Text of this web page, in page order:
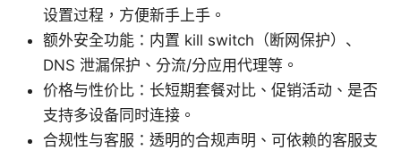
设置过程，方便新手上手。
额外安全功能：内置 kill switch（断网保护）、
DNS 泄漏保护、分流/分应用代理等。
价格与性价比：长短期套餐对比、促销活动、是否
支持多设备同时连接。
合规性与客服：透明的合规声明、可依赖的客服支